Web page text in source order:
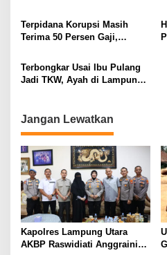
Terpidana Korupsi Masih
Terima 50 Persen Gaji,
Tunggu Keputusan BKN
Terbongkar Usai Ibu Pulang
Jadi TKW, Ayah di Lampung
Tahun, Nyaris Diamuk Massa
Jangan Lewatkan
Kapolres Lampung Utara
AKBP Raswidiati Anggraini